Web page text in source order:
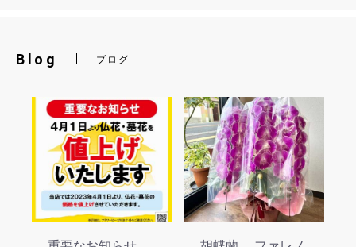
Blog ブログ